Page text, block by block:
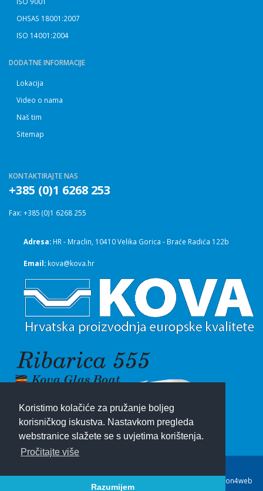
Koristimo kolačiće za pružanje boljeg
korisničkog iskustva. Nastavkom pregleda
webstranice slažete se s uvjetima korištenja.
Pročitajte više
Razumijem
OHSAS 18001:2007
ISO 14001:2004
DODATNE INFORMACIJE
Lokacija
Video o nama
Naš tim
Sitemap
KONTAKTIRAJTE NAS
+385 (0)1 6268 253
Fax: +385 (0)1 6268 255
Adresa: HR - Mraclin, 10410 Velika Gorica - Braće Radića 122b
Email: kova@kova.hr
Dovon4web